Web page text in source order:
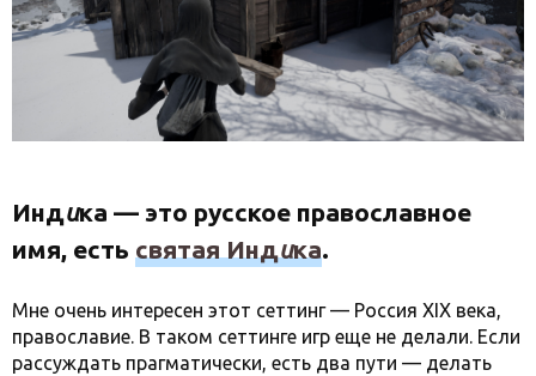
Индика — это русское православное
имя, есть святая Индика.
Мне очень интересен этот сеттинг — Россия XIX века,
православие. В таком сеттинге игр еще не делали. Если
рассуждать прагматически, есть два пути — делать